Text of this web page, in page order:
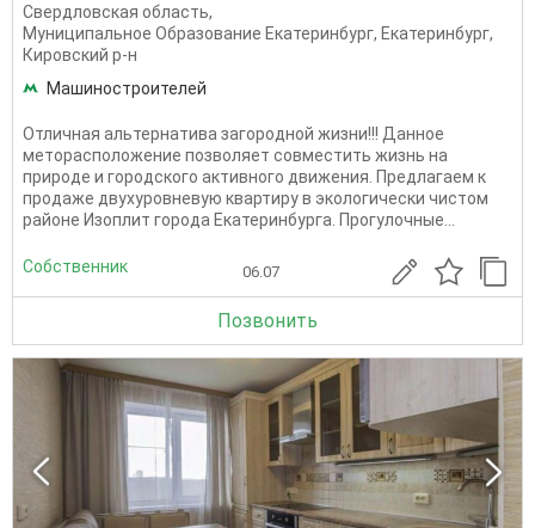
Свердловская область,
Муниципальное Образование Екатеринбург, Екатеринбург,
Кировский р-н
Машиностроителей
Отличная альтернатива загородной жизни!!! Данное
меторасположение позволяет совместить жизнь на
природе и городского активного движения. Предлагаем к
продаже двухуровневую квартиру в экологически чистом
районе Изоплит города Екатеринбурга. Прогулочные...
Собственник 06.07
Позвонить